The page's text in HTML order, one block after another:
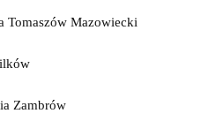
Tomaszów Mazowiecki
Zambrów